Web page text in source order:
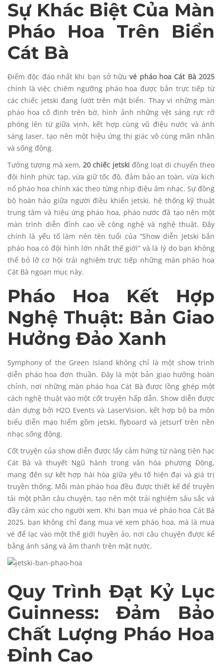
Sự Khác Biệt Của Màn
Pháo Hoa Trên Biển
Cát Bà
Điểm độc đáo nhất khi bạn sở hữuvé pháo hoa Cát Bà 2025
chính là việc chiêm ngưỡng pháo hoa được bắn trực tiếp từ
các chiếc jetski đang lướt trên mặt biển. Thay vì những màn
pháo hoa cố định trên bờ, hình ảnh những vệt sáng rực rỡ
phóng lên từ giữa vịnh, kết hợp cùng vũ điệu nước và ánh
sáng laser, tạo nên một hiệu ứng thị giác vô cùng mãn nhãn
và sống động.
Tưởng tượng mà xem,20 chiếc jetski đồng loạt di chuyển theo
đội hình phức tạp, vừa giữ tốc độ, đảm bảo an toàn, vừa kích
nổ pháo hoa chính xác theo từng nhịp điệu âm nhạc. Sự đồng
bộ hoàn hảo giữa người điều khiển jetski, hệ thống kỹ thuật
trung tâm và hiệu ứng pháo hoa, pháo nước đã tạo nên một
màn trình diễn đỉnh cao về công nghệ và nghệ thuật. Đây
chính là yếu tố làm nên tên tuổi của “Show diễn Jetski bắn
pháo hoa có đội hình lớn nhất thế giới” và là lý do bạn không
thể bỏ lỡ cơ hội trải nghiệm trực tiếp những màn pháo hoa
Cát Bà ngoạn mục này.
Pháo Hoa Kết Hợp
Nghệ Thuật: Bản Giao
Hưởng Đảo Xanh
Symphony of the Green Island không chỉ là một show trình
diễn pháo hoa đơn thuần. Đây là một bản giao hưởng hoàn
chỉnh, nơi những màn pháo hoa Cát Bà được lồng ghép một
cách nghệ thuật vào một cốt truyện hấp dẫn. Show diễn được
dàn dựng bởi H2O Events và LaserVision, kết hợp bộ ba môn
biểu diễn mạo hiểm gồm jetski, flyboard và jetsurf trên nền
nhạc sống động.
Cốt truyện của show diễn được lấy cảm hứng từ nàng tiên hạc
Cát Bà và thuyết Ngũ hành trong văn hóa phương Đông,
mang đến sự kết hợp hài hòa giữa yếu tố hiện đại và giá trị
truyền thống. Mỗi màn pháo hoa đều được thiết kế để truyền
tải một phần câu chuyện, tạo nên một trải nghiệm sâu sắc và
đầy cảm xúc cho người xem. Khi bạn mua vé pháo hoa Cát Bà
2025, bạn không chỉ đang mua vé xem pháo hoa, mà là mua
vé để lạc vào một thế giới huyền ảo, nơi câu chuyện được kể
bằng ánh sáng và âm thanh trên mặt nước.
Quy Trình Đạt Kỷ Lục
Guinness: Đảm Bảo
Chất Lượng Pháo Hoa
Đỉnh Cao